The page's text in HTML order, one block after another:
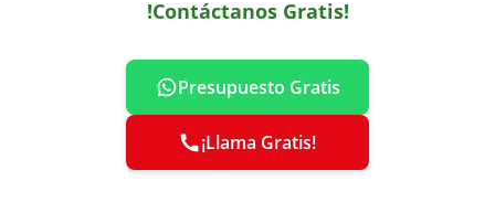
!Contáctanos Gratis!
Presupuesto Gratis
¡Llama Gratis!